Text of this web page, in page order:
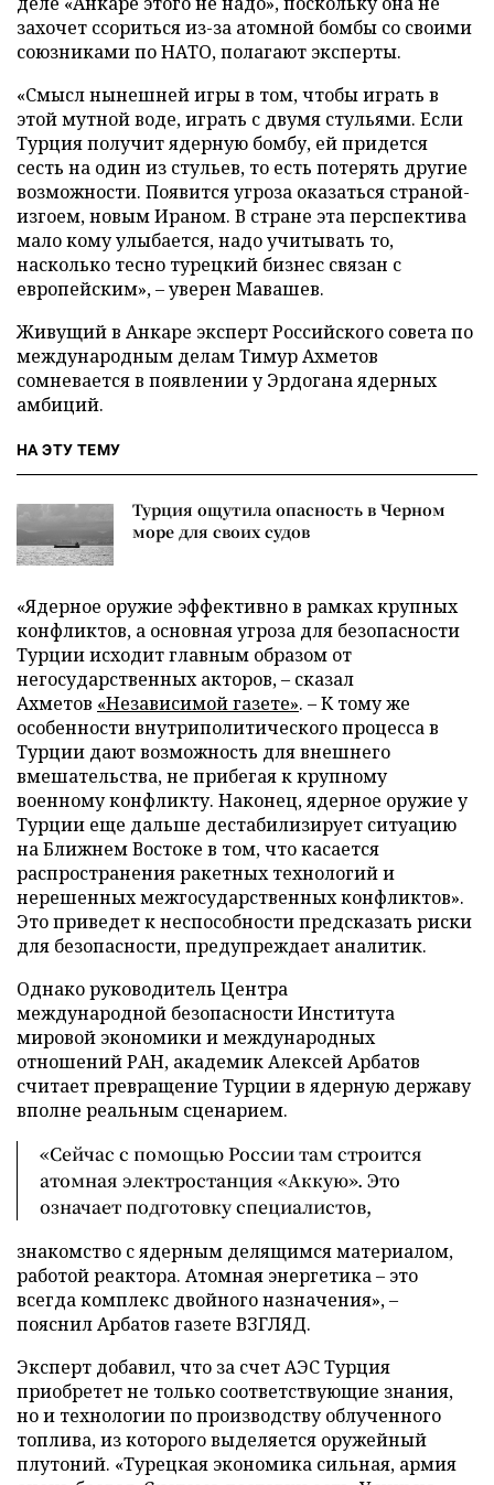
захочет ссориться из-за атомной бомбы со своими
союзниками по НАТО, полагают эксперты.
«Смысл нынешней игры в том, чтобы играть в
этой мутной воде, играть с двумя стульями. Если
Турция получит ядерную бомбу, ей придется
сесть на один из стульев, то есть потерять другие
возможности. Появится угроза оказаться страной-
изгоем, новым Ираном. В стране эта перспектива
мало кому улыбается, надо учитывать то,
насколько тесно турецкий бизнес связан с
европейским», – уверен Мавашев.
Живущий в Анкаре эксперт Российского совета по
международным делам Тимур Ахметов
сомневается в появлении у Эрдогана ядерных
амбиций.
НА ЭТУ ТЕМУ
Турция ощутила опасность в Черном
море для своих судов
«Ядерное оружие эффективно в рамках крупных
конфликтов, а основная угроза для безопасности
Турции исходит главным образом от
негосударственных акторов, – сказал
Ахметов «Независимой газете». – К тому же
особенности внутриполитического процесса в
Турции дают возможность для внешнего
вмешательства, не прибегая к крупному
военному конфликту. Наконец, ядерное оружие у
Турции еще дальше дестабилизирует ситуацию
на Ближнем Востоке в том, что касается
распространения ракетных технологий и
нерешенных межгосударственных конфликтов».
Это приведет к неспособности предсказать риски
для безопасности, предупреждает аналитик.
Однако руководитель Центра
международной безопасности Института
мировой экономики и международных
отношений РАН, академик Алексей Арбатов
считает превращение Турции в ядерную державу
вполне реальным сценарием.
«Сейчас с помощью России там строится
атомная электростанция «Аккую». Это
означает подготовку специалистов,
знакомство с ядерным делящимся материалом,
работой реактора. Атомная энергетика – это
всегда комплекс двойного назначения», –
пояснил Арбатов газете ВЗГЛЯД.
Эксперт добавил, что за счет АЭС Турция
приобретет не только соответствующие знания,
но и технологии по производству облученного
топлива, из которого выделяется оружейный
плутоний. «Турецкая экономика сильная, армия